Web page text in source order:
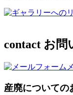
contact お問
産廃についての